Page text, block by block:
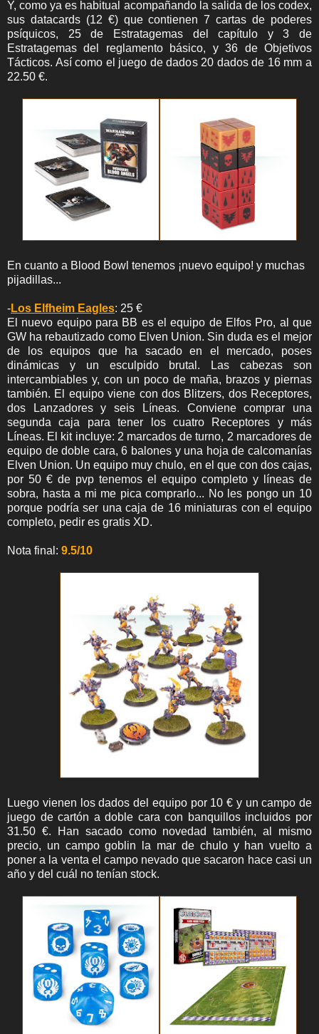
Y, como ya es habitual acompañando la salida de los codex,
sus datacards (12 €) que contienen 7 cartas de poderes
psíquicos, 25 de Estratagemas del capítulo y 3 de
Estratagemas del reglamento básico, y 36 de Objetivos
Tácticos. Así como el juego de dados 20 dados de 16 mm a
22.50 €.
En cuanto a Blood Bowl tenemos ¡nuevo equipo! y muchas
pijadillas...
-Los Elfheim Eagles: 25 €
El nuevo equipo para BB es el equipo de Elfos Pro, al que
GW ha rebautizado como Elven Union. Sin duda es el mejor
de los equipos que ha sacado en el mercado, poses
dinámicas y un esculpido brutal. Las cabezas son
intercambiables y, con un poco de maña, brazos y piernas
también. El equipo viene con dos Blitzers, dos Receptores,
dos Lanzadores y seis Líneas. Conviene comprar una
segunda caja para tener los cuatro Receptores y más
Líneas. El kit incluye: 2 marcados de turno, 2 marcadores de
equipo de doble cara, 6 balones y una hoja de calcomanías
Elven Union. Un equipo muy chulo, en el que con dos cajas,
por 50 € de pvp tenemos el equipo completo y líneas de
sobra, hasta a mi me pica comprarlo... No les pongo un 10
porque podría ser una caja de 16 miniaturas con el equipo
completo, pedir es gratis XD.
Nota final: 9.5/10
Luego vienen los dados del equipo por 10 € y un campo de
juego de cartón a doble cara con banquillos incluidos por
31.50 €. Han sacado como novedad también, al mismo
precio, un campo goblin la mar de chulo y han vuelto a
poner a la venta el campo nevado que sacaron hace casi un
año y del cuál no tenían stock.